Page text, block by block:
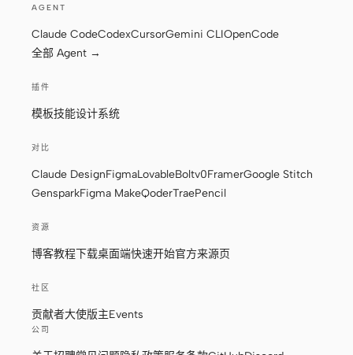
AGENT
Claude CodeCodexCursorGemini CLIOpenCode
全部 Agent →
插件
模板技能设计系统
对比
Claude DesignFigmaLovableBoltv0FramerGoogle Stitch
GensparkFigma MakeQoderTraePencil
资源
博客教程下载桌面端快速开始官方来源页
社区
贡献者大使版主Events
公司